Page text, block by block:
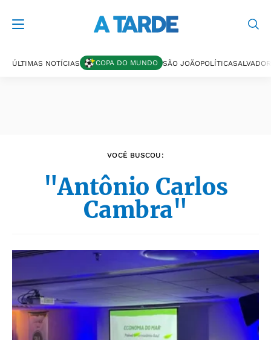
ÚLTIMAS NOTÍCIAS COPA DO MUNDO SÃO JOÃOPOLÍTICASALVADOR
VOCÊ BUSCOU:
"Antônio Carlos
Cambra"